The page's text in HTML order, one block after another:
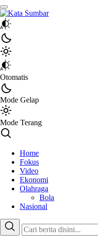
Kata Sumbar
Berita Sumbar Hari Ini
Otomatis
Mode Gelap
Mode Terang
Home
Fokus
Video
Ekonomi
Olahraga
Bola
Nasional